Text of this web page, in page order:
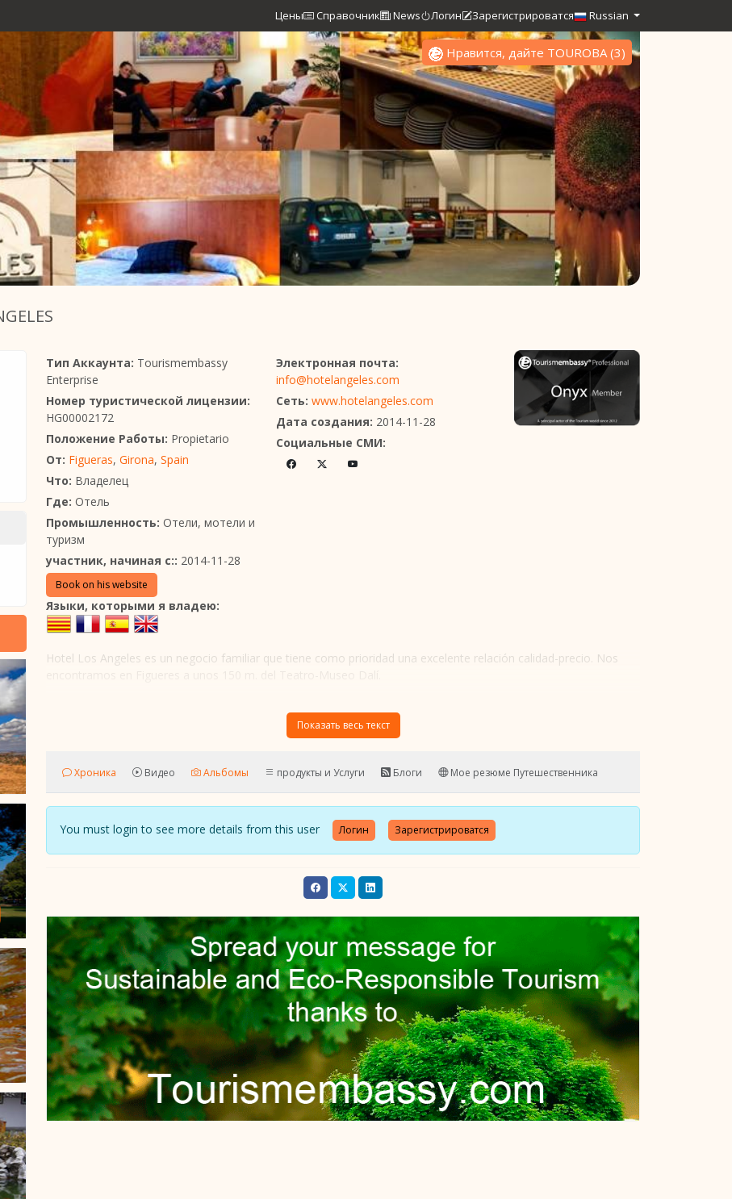
Цены Справочник News Логин Зарегистрироватся Russian
Нравится, дайте TOUROBA(3)
Тип Аккаунта: Tourismembassy
Enterprise
Номер туристической лицензии:
HG00002172
Положение Работы: Propietario
От: Figueras, Girona, Spain
Что: Владелец
Где: Отель
Промышленность: Отели, мотели и
туризм
участник, начиная с:: 2014-11-28
Book on his website
Электронная почта:
info@hotelangeles.com
Сеть: www.hotelangeles.com
Дата создания: 2014-11-28
Социальные СМИ:
Языки, которыми я владею:
Hotel Los Angeles es un negocio familiar que tiene como prioridad una excelente relación calidad-precio. Nos
Показать весь текст
Хроника Видео Альбомы продукты и Услуги Блоги Мое резюме Путешественника
You must login to see more details from this user Логин Зарегистрироватся